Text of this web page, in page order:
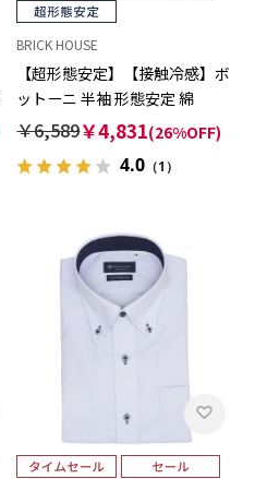
BRICK HOUSE
【超形態安定】【接触冷感】ボ
ットーニ 半袖 形態安定 綿
100% ワイシャツ
￥6,589￥4,831(26%OFF)
4.0 （1）